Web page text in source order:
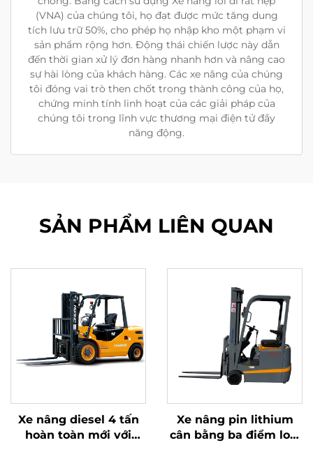
(VNA) của chúng tôi, họ đạt được mức tăng dung
tích lưu trữ 50%, cho phép họ nhập kho một phạm vi
sản phẩm rộng hơn. Động thái chiến lược này dẫn
đến thời gian xử lý đơn hàng nhanh hơn và nâng cao
sự hài lòng của khách hàng. Các xe nâng của chúng
tôi đóng vai trò then chốt trong thành công của họ,
chứng minh tính linh hoạt của các giải pháp của
chúng tôi trong lĩnh vực thương mại điện tử đầy
năng động.
SẢN PHẨM LIÊN QUAN
Xe nâng diesel 4 tấn
hoàn toàn mới với
Xe nâng pin lithium
cân bằng ba điểm loại